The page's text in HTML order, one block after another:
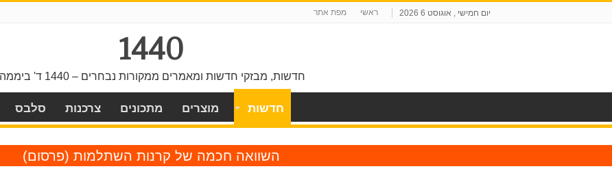
יום חמישי , אוגוסט 6 2026 ראשי מפת אתר
1440
חדשות, מבזקי חדשות ומאמרים ממקורות נבחרים – 1440 ד' ביממה.
חדשות מוצרים מתכונים צרכנות סלבס
השוואה חכמה של קרנות השתלמות (פרסום)